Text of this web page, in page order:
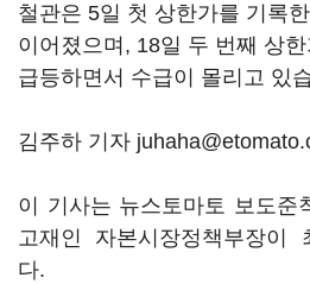
철관은 5일 첫 상한가를 기록
이어졌으며, 18일 두 번째 상
급등하면서 수급이 몰리고 있
김주하 기자
이 기사는 뉴스토마토 보도준
고재인 자본시장정책부장이
다.